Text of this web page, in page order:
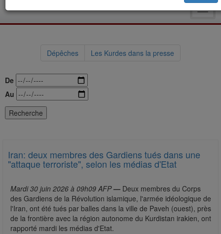
Dépêches Les Kurdes dans la presse
De
Au
Iran: deux membres des Gardiens tués dans une
"attaque terroriste", selon les médias d'Etat
Mardi 30 juin 2026 à 09h09 AFP — Deux membres du Corps
des Gardiens de la Révolution islamique, l'armée idéologique de
l'Iran, ont été tués par balles dans la ville de Paveh (ouest), près
de la frontière avec la région autonome du Kurdistan irakien, ont
rapporté mardi les médias d'Etat.